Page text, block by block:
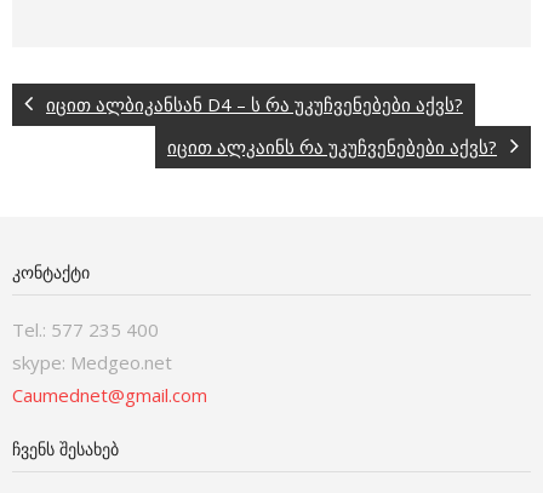
იცით ალბიკანსან D4 – ს რა უკუჩვენებები აქვს?
იცით ალკაინს რა უკუჩვენებები აქვს?
ᲙᲝᲜᲢᲐᲥᲢᲘ
Tel.: 577 235 400
skype: Medgeo.net
Caumednet@gmail.com
ᲩᲕᲔᲜᲡ ᲨᲔᲡᲐᲮᲔᲑ